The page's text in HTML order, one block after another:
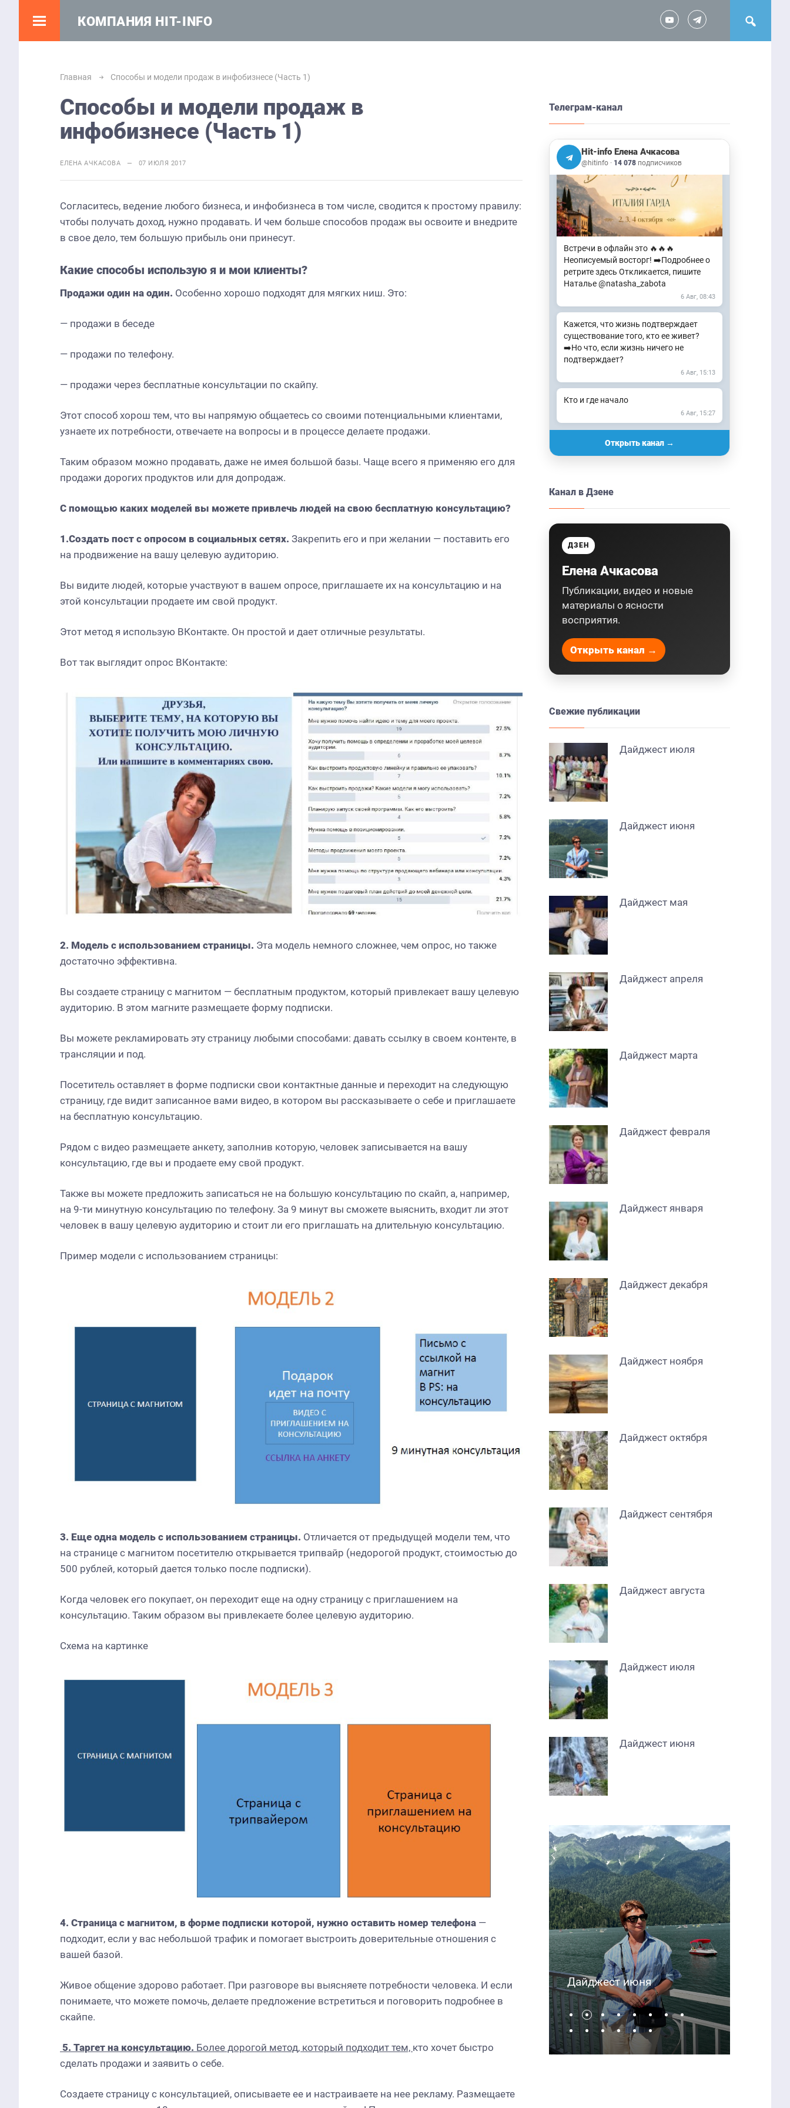
КОМПАНИЯ HIT-INFO
Главная Способы и модели продаж в инфобизнесе (Часть 1)
Способы и модели продаж в
инфобизнесе (Часть 1)
ЕЛЕНА АЧКАСОВА — 07 ИЮЛЯ 2017
Согласитесь, ведение любого бизнеса, и инфобизнеса в том числе, сводится к простому правилу:
чтобы получать доход, нужно продавать. И чем больше способов продаж вы освоите и внедрите
в свое дело, тем большую прибыль они принесут.
Какие способы использую я и мои клиенты?
Продажи один на один. Особенно хорошо подходят для мягких ниш. Это:
— продажи в беседе
— продажи по телефону.
— продажи через бесплатные консультации по скайпу.
Этот способ хорош тем, что вы напрямую общаетесь со своими потенциальными клиентами,
узнаете их потребности, отвечаете на вопросы и в процессе делаете продажи.
Таким образом можно продавать, даже не имея большой базы. Чаще всего я применяю его для
продажи дорогих продуктов или для допродаж.
С помощью каких моделей вы можете привлечь людей на свою бесплатную консультацию?
1.Создать пост с опросом в социальных сетях. Закрепить его и при желании — поставить его
на продвижение на вашу целевую аудиторию.
Вы видите людей, которые участвуют в вашем опросе, приглашаете их на консультацию и на
этой консультации продаете им свой продукт.
Этот метод я использую ВКонтакте. Он простой и дает отличные результаты.
Вот так выглядит опрос ВКонтакте:
2. Модель с использованием страницы. Эта модель немного сложнее, чем опрос, но также
достаточно эффективна.
Вы создаете страницу с магнитом — бесплатным продуктом, который привлекает вашу целевую
аудиторию. В этом магните размещаете форму подписки.
Вы можете рекламировать эту страницу любыми способами: давать ссылку в своем контенте, в
трансляции и под.
Посетитель оставляет в форме подписки свои контактные данные и переходит на следующую
страницу, где видит записанное вами видео, в котором вы рассказываете о себе и приглашаете
на бесплатную консультацию.
Рядом с видео размещаете анкету, заполнив которую, человек записывается на вашу
консультацию, где вы и продаете ему свой продукт.
Также вы можете предложить записаться не на большую консультацию по скайп, а, например,
на 9-ти минутную консультацию по телефону. За 9 минут вы сможете выяснить, входит ли этот
человек в вашу целевую аудиторию и стоит ли его приглашать на длительную консультацию.
Пример модели с использованием страницы:
3. Еще одна модель с использованием страницы. Отличается от предыдущей модели тем, что
на странице с магнитом посетителю открывается трипвайр (недорогой продукт, стоимостью до
500 рублей, который дается только после подписки).
Когда человек его покупает, он переходит еще на одну страницу с приглашением на
консультацию. Таким образом вы привлекаете более целевую аудиторию.
Схема на картинке
4. Страница с магнитом, в форме подписки которой, нужно оставить номер телефона —
подходит, если у вас небольшой трафик и помогает выстроить доверительные отношения с
вашей базой.
Живое общение здорово работает. При разговоре вы выясняете потребности человека. И если
понимаете, что можете помочь, делаете предложение встретиться и поговорить подробнее в
скайпе.
5. Таргет на консультацию. Более дорогой метод, который подходит тем, кто хочет быстро
сделать продажи и заявить о себе.
Создаете страницу с консультацией, описываете ее и настраиваете на нее рекламу. Размещаете
Телеграм-канал
Hit-info Елена Ачкасова
@hitinfo · 14 078 подписчиков
никогда не воспринимается как
мысль: «Это происходит со мной».
Встречи в офлайн это 🔥🔥🔥
Неописуемый восторг! ➡️Подробнее о
ретрите здесь Откликается, пишите
Наталье @natasha_zabota
6 Авг, 08:43
Кажется, что жизнь подтверждает
существование того, кто ее живет?
➡️Но что, если жизнь ничего не
подтверждает?
6 Авг, 15:13
Кто и где начало
6 Авг, 15:27
Открыть канал →
Канал в Дзене
ДЗЕН
Елена Ачкасова
Публикации, видео и новые
материалы о ясности
восприятия.
Открыть канал →
Свежие публикации
Дайджест июля
Дайджест июня
Дайджест мая
Дайджест апреля
Дайджест марта
Дайджест февраля
Дайджест января
Дайджест декабря
Дайджест ноября
Дайджест октября
Дайджест сентября
Дайджест августа
Дайджест июля
Дайджест июня
Дайджест июня Дайджест июля Дайджест июня Дайджест мая